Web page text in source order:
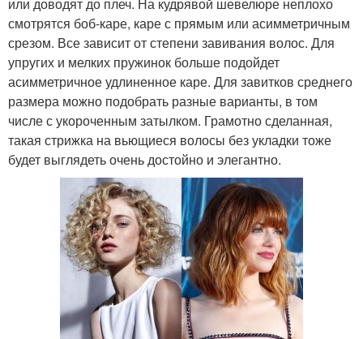
смотрятся боб-каре, каре с прямым или асимметричным
срезом. Все зависит от степени завивания волос. Для
упругих и мелких пружинок больше подойдет
асимметричное удлиненное каре. Для завитков среднего
размера можно подобрать разные варианты, в том
числе с укороченным затылком. Грамотно сделанная,
такая стрижка на вьющиеся волосы без укладки тоже
будет выглядеть очень достойно и элегантно.